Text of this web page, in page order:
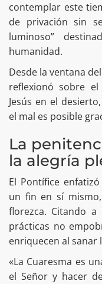
contemplar este
de privación sin
luminoso”
humanidad.
Desde la ventana
reflexionó sobre
Jesús en el
el mal es posible
La
la alegría
​El Pontífice
un fin en sí
florezca. Citando
prácticas no
enriquecen al sanar
«La Cuaresma es
el Señor y hacer